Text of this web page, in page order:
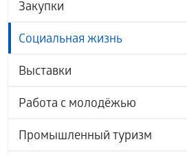
Закупки
Социальная жизнь
Выставки
Работа с молодёжью
Промышленный туризм